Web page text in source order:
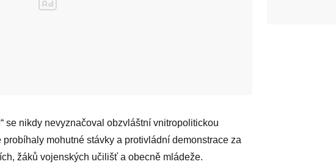
se nikdy nevyznačoval obzvláštní vnitropolitickou
mohutné stávky a protivládní demonstrace za
žáků vojenských učilišť a obecně mládeže.